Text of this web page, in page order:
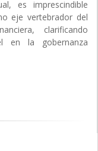
es imprescindible
eje vertebrador del
clarificando
en la gobernanza